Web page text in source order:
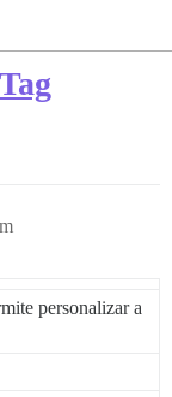
personalizar a